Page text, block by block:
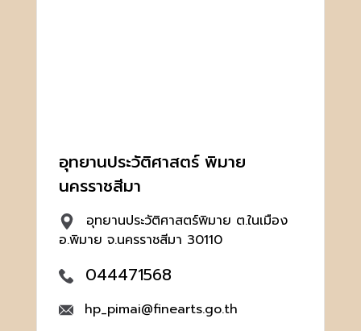
อุทยานประวัติศาสตร์ พิมาย
นครราชสีมา
อุทยานประวัติศาสตร์พิมาย ต.ในเมือง
อ.พิมาย จ.นครราชสีมา 30110
044471568
hp_pimai@finearts.go.th